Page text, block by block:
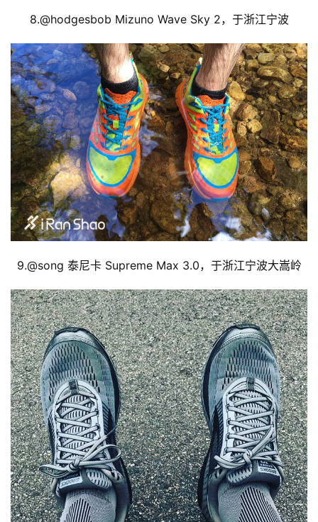
8.@hodgesbob Mizuno Wave Sky 2，于浙江宁波
9.@song 泰尼卡 Supreme Max 3.0，于浙江宁波大嵩岭